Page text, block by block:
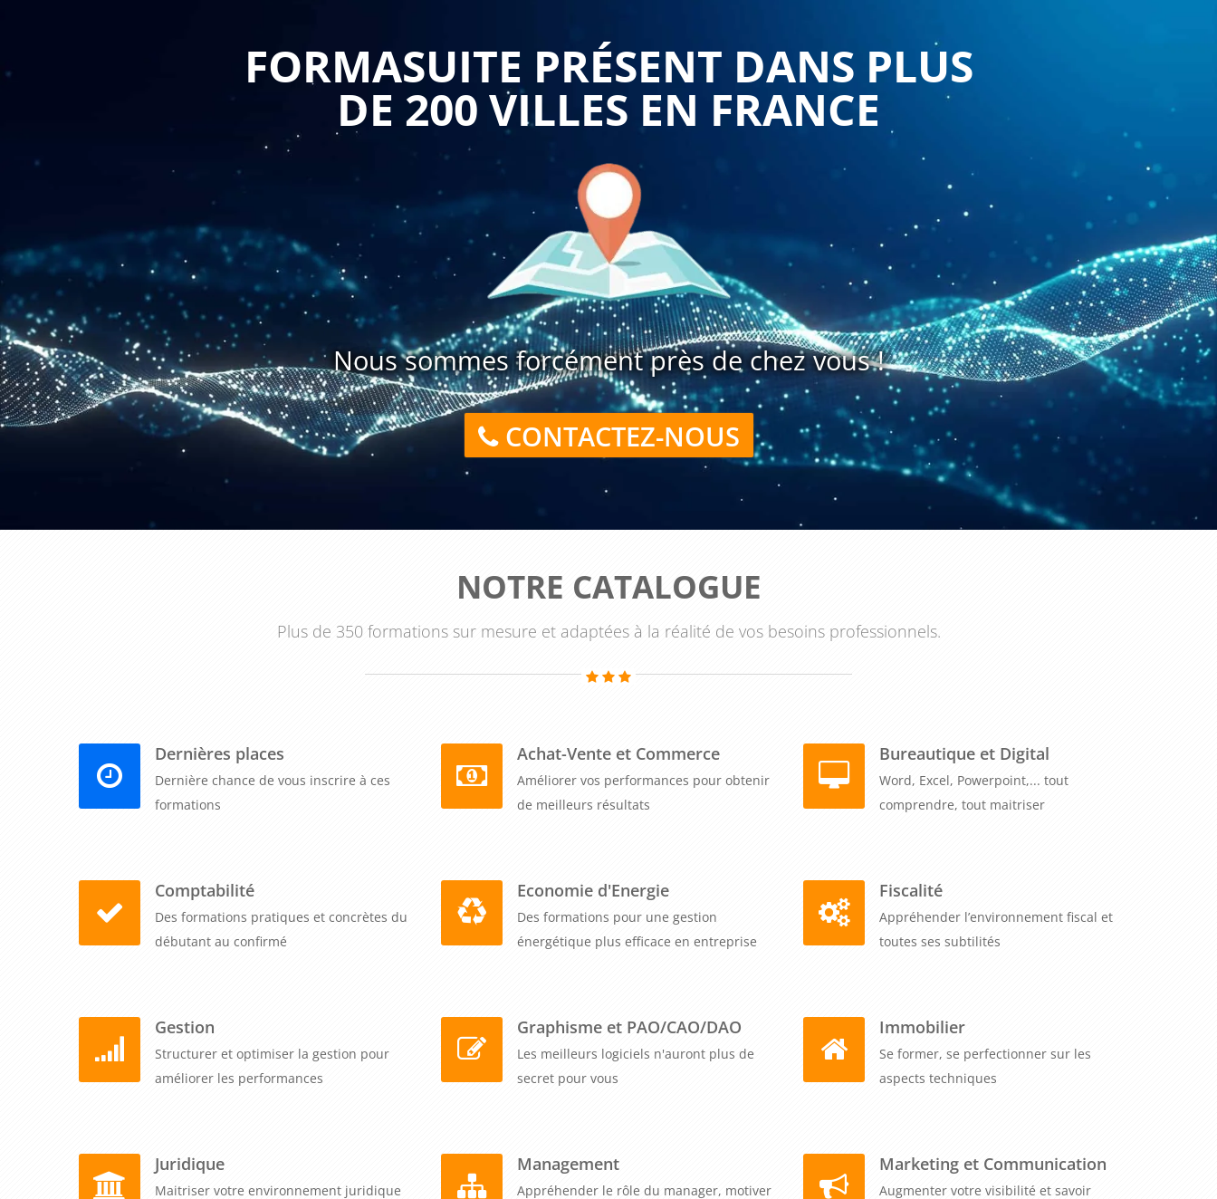
des fiscalistes expérimentés, ce qui permet de bénéficier de leur expertise et de leur expérience en matière
fiscale. Ils pourront également répondre aux questions spécifiques des participants et apporter des solutions
personnalisées à leurs problématiques fiscales.
Enfin, une formation en fiscalité d'entreprise sur mesure peut permettre d'optimiser la gestion fiscale de
l'entreprise, en identifiant les opportunités de réduction de la charge fiscale et en évitant les risques de
redressement fiscal. Elle peut également permettre de mieux comprendre les implications fiscales des choix
stratégiques de l'entreprise et de mieux anticiper les évolutions fiscales à venir.
En résumé, une formation en fiscalité d'entreprise sur mesure peut être un investissement rentable pour les
entreprises, en renforçant les connaissances fiscales des dirigeants et des professionnels, en optimisant la
gestion fiscale de l'entreprise et en évitant les risques de redressement fiscal.
FORMASUITE PRÉSENT DANS PLUS
DE 200 VILLES EN FRANCE
Nous sommes forcément près de chez vous !
CONTACTEZ-NOUS
NOTRE CATALOGUE
Plus de 350 formations sur mesure et adaptées à la réalité de vos besoins professionnels.
Dernières places
Dernière chance de vous inscrire à ces
formations
Achat-Vente et Commerce
Améliorer vos performances pour obtenir
de meilleurs résultats
Bureautique et Digital
Word, Excel, Powerpoint,... tout
comprendre, tout maitriser
Comptabilité
Des formations pratiques et concrètes du
débutant au confirmé
Economie d'Energie
Des formations pour une gestion
énergétique plus efficace en entreprise
Fiscalité
Appréhender l’environnement fiscal et
toutes ses subtilités
Gestion
Structurer et optimiser la gestion pour
améliorer les performances
Graphisme et PAO/CAO/DAO
Les meilleurs logiciels n'auront plus de
secret pour vous
Immobilier
Se former, se perfectionner sur les
aspects techniques
Juridique
Maitriser votre environnement juridique
Management
Appréhender le rôle du manager, motiver
Marketing et Communication
Augmenter votre visibilité et savoir